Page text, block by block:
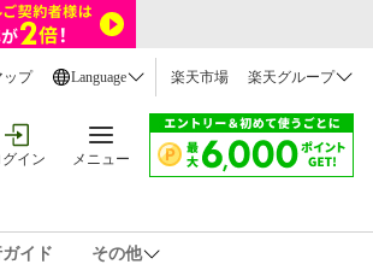
ップ Language 楽天市場 楽天グループ
グイン メニュー
イド
その他